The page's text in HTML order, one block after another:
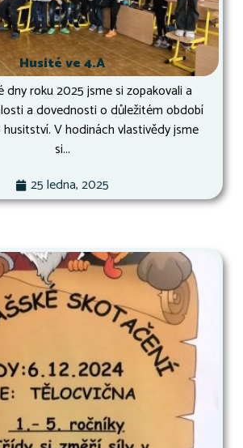
Husité ve 4.A
dny roku 2025 jsme si zopakovali a
a dovednosti o důležitém období
V hodinách vlastivědy jsme
si...
25 ledna, 2025